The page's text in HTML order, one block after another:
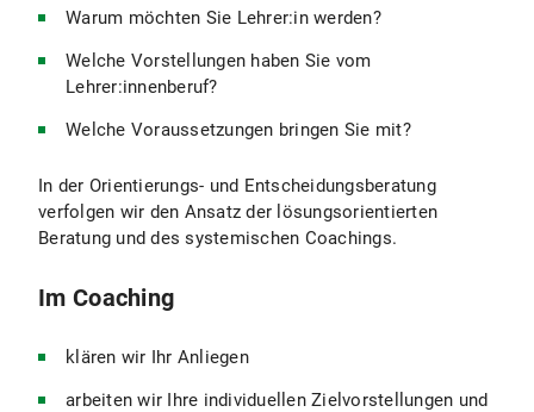
Warum möchten Sie Lehrer:in werden?
Welche Vorstellungen haben Sie vom
Lehrer:innenberuf?
Welche Voraussetzungen bringen Sie mit?
In der Orientierungs- und Entscheidungsberatung
verfolgen wir den Ansatz der lösungsorientierten
Beratung und des systemischen Coachings.
Im Coaching
klären wir Ihr Anliegen
arbeiten wir Ihre individuellen Zielvorstellungen und